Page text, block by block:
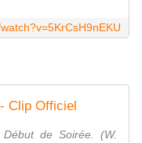
Clip Officiel
de Soirée. (W.